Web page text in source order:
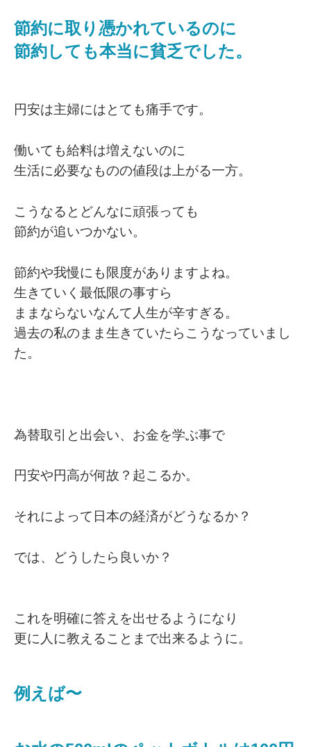
節約に取り憑かれているのに
節約しても本当に貧乏でした。
円安は主婦にはとても痛手です。
働いても給料は増えないのに
生活に必要なものの値段は上がる一方。
こうなるとどんなに頑張っても
節約が追いつかない。
節約や我慢にも限度がありますよね。
生きていく最低限の事すら
ままならないなんて人生が辛すぎる。
過去の私のまま生きていたらこうなっていまし
た。
為替取引と出会い、お金を学ぶ事で
円安や円高が何故？起こるか。
それによって日本の経済がどうなるか？
では、どうしたら良いか？
これを明確に答えを出せるようになり
更に人に教えることまで出来るように。
例えば〜